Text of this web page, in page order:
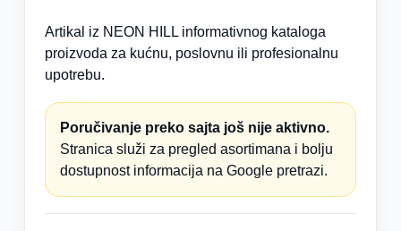
Artikal iz NEON HILL informativnog kataloga
proizvoda za kućnu, poslovnu ili profesionalnu
upotrebu.
Poručivanje preko sajta još nije aktivno.
Stranica služi za pregled asortimana i bolju
dostupnost informacija na Google pretrazi.